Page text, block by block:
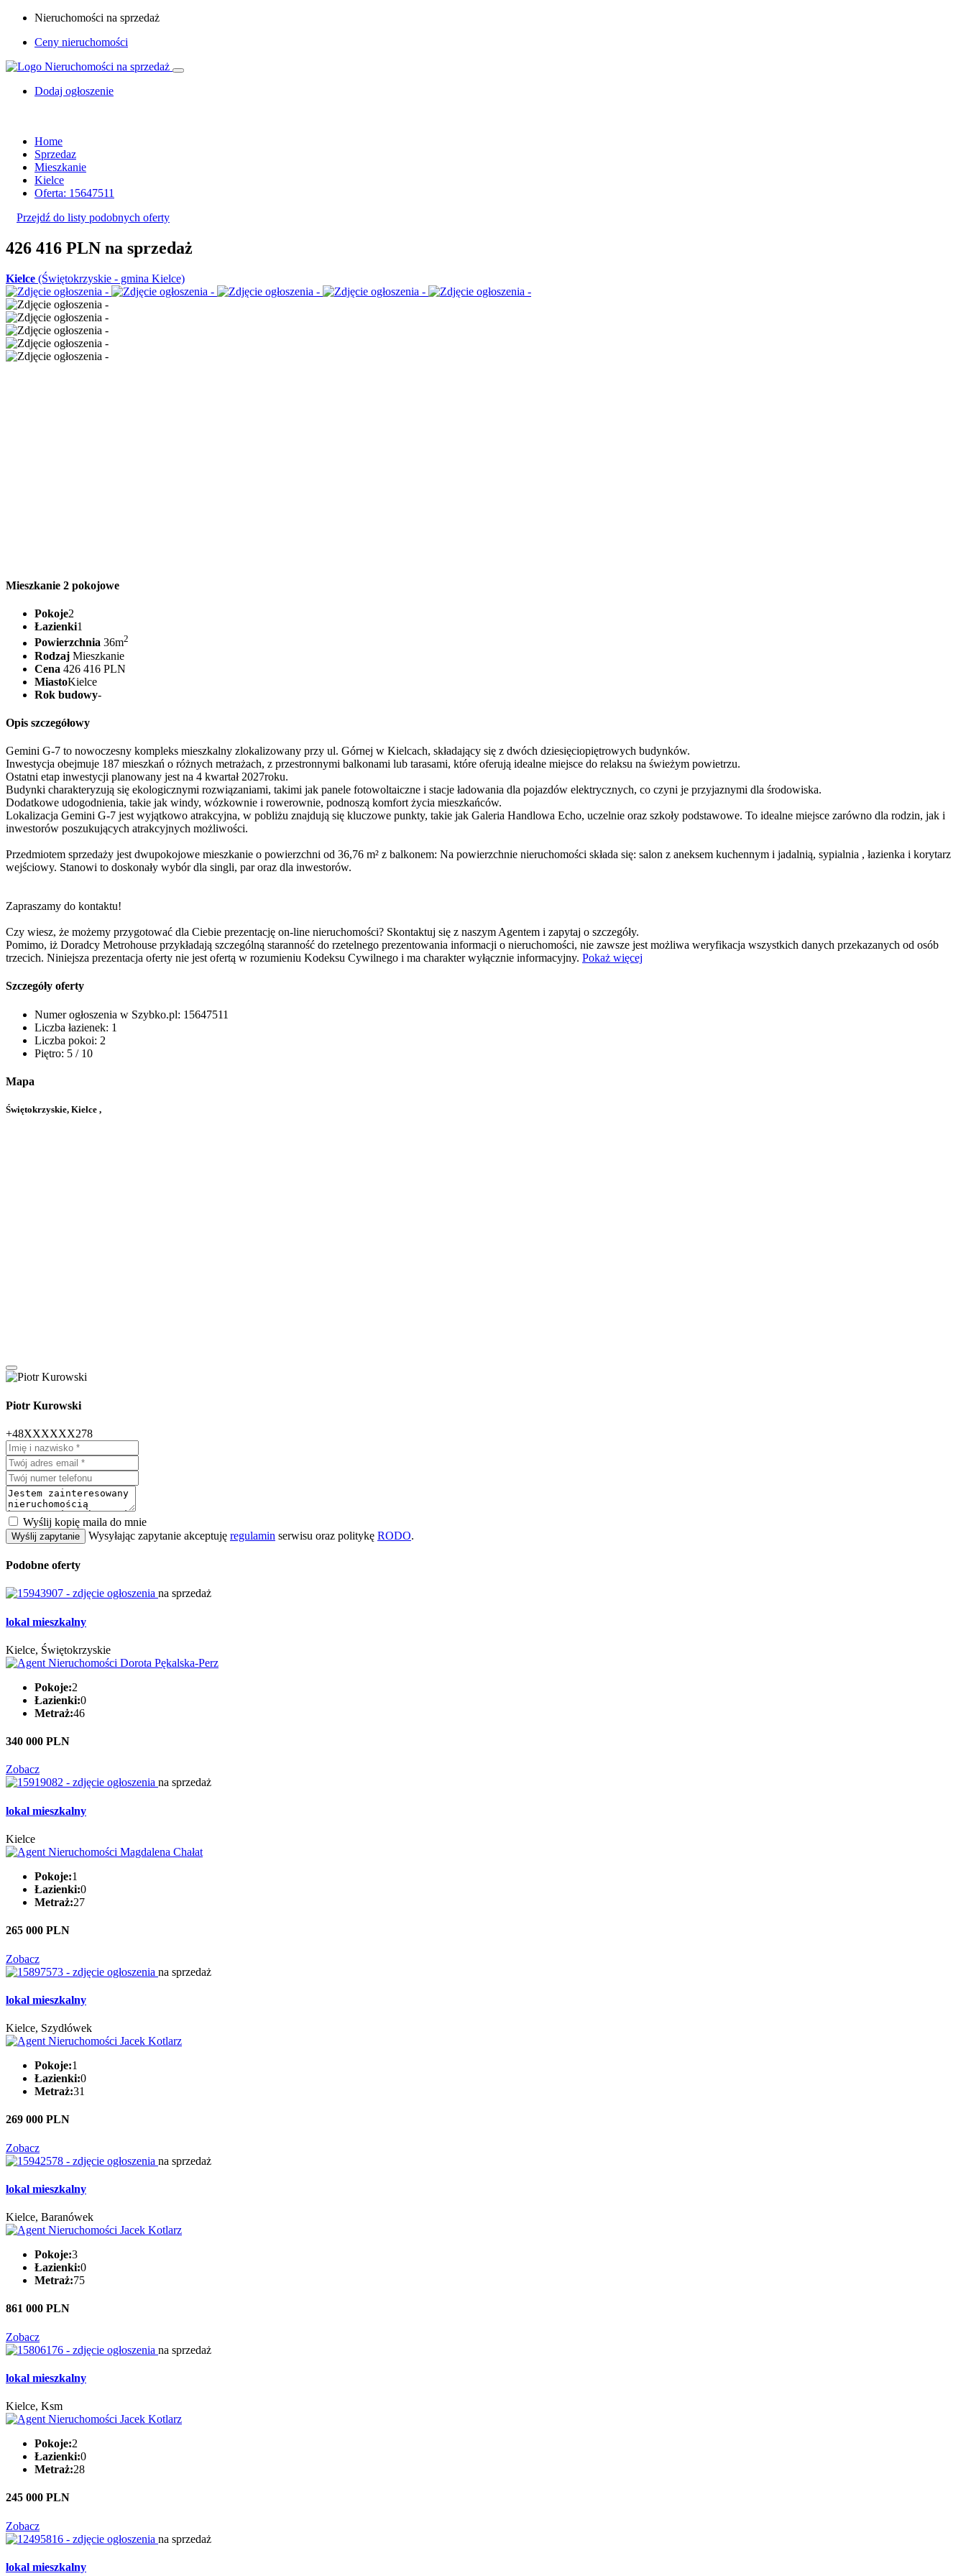
Nieruchomości na sprzedaż
Ceny nieruchomości
Dodaj ogłoszenie
Home
Sprzedaz
Mieszkanie
Kielce
Oferta: 15647511
Przejdź do listy podobnych oferty
426 416 PLN na sprzedaż
Kielce (Świętokrzyskie - gmina Kielce)
Mieszkanie 2 pokojowe
Pokoje2
Łazienki1
Powierzchnia 36m2
Rodzaj Mieszkanie
Cena 426 416 PLN
MiastoKielce
Rok budowy-
Opis szczegółowy
Gemini G-7 to nowoczesny kompleks mieszkalny zlokalizowany przy ul. Górnej w Kielcach, składający się z dwóch dziesięciopiętrowych budynków.
Inwestycja obejmuje 187 mieszkań o różnych metrażach, z przestronnymi balkonami lub tarasami, które oferują idealne miejsce do relaksu na świeżym powietrzu.
Ostatni etap inwestycji planowany jest na 4 kwartał 2027roku.
Budynki charakteryzują się ekologicznymi rozwiązaniami, takimi jak panele fotowoltaiczne i stacje ładowania dla pojazdów elektrycznych, co czyni je przyjaznymi dla środowiska.
Dodatkowe udogodnienia, takie jak windy, wózkownie i rowerownie, podnoszą komfort życia mieszkańców.
Lokalizacja Gemini G-7 jest wyjątkowo atrakcyjna, w pobliżu znajdują się kluczowe punkty, takie jak Galeria Handlowa Echo, uczelnie oraz szkoły podstawowe. To idealne miejsce zarówno dla rodzin, jak i
inwestorów poszukujących atrakcyjnych możliwości.
Przedmiotem sprzedaży jest dwupokojowe mieszkanie o powierzchni od 36,76 m² z balkonem: Na powierzchnie nieruchomości składa się: salon z aneksem kuchennym i jadalnią, sypialnia , łazienka i korytarz
wejściowy. Stanowi to doskonały wybór dla singli, par oraz dla inwestorów.
Zapraszamy do kontaktu!
Czy wiesz, że możemy przygotować dla Ciebie prezentację on-line nieruchomości? Skontaktuj się z naszym Agentem i zapytaj o szczegóły.
Pomimo, iż Doradcy Metrohouse przykładają szczególną staranność do rzetelnego prezentowania informacji o nieruchomości, nie zawsze jest możliwa weryfikacja wszystkich danych przekazanych od osób
trzecich. Niniejsza prezentacja oferty nie jest ofertą w rozumieniu Kodeksu Cywilnego i ma charakter wyłącznie informacyjny. Pokaż więcej
Szczegóły oferty
Numer ogłoszenia w Szybko.pl: 15647511
Liczba łazienek: 1
Liczba pokoi: 2
Piętro: 5 / 10
Mapa
Świętokrzyskie, Kielce ,
Piotr Kurowski
+48XXXXXX278
Wyślij kopię maila do mnie
Wyślij zapytanie Wysyłając zapytanie akceptuję regulamin serwisu oraz politykę RODO.
Podobne oferty
na sprzedaż
lokal mieszkalny
Kielce, Świętokrzyskie
Pokoje:2
Łazienki:0
Metraż:46
340 000 PLN
Zobacz
na sprzedaż
lokal mieszkalny
Kielce
Pokoje:1
Łazienki:0
Metraż:27
265 000 PLN
Zobacz
na sprzedaż
lokal mieszkalny
Kielce, Szydłówek
Pokoje:1
Łazienki:0
Metraż:31
269 000 PLN
Zobacz
na sprzedaż
lokal mieszkalny
Kielce, Baranówek
Pokoje:3
Łazienki:0
Metraż:75
861 000 PLN
Zobacz
na sprzedaż
lokal mieszkalny
Kielce, Ksm
Pokoje:2
Łazienki:0
Metraż:28
245 000 PLN
Zobacz
na sprzedaż
lokal mieszkalny